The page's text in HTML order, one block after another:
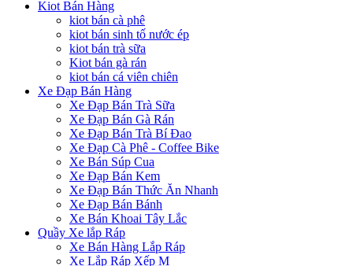
Kiot Bán Hàng
kiot bán cà phê
kiot bán sinh tố nước ép
kiot bán trà sữa
Kiot bán gà rán
kiot bán cá viên chiên
Xe Đạp Bán Hàng
Xe Đạp Bán Trà Sữa
Xe Đạp Bán Gà Rán
Xe Đạp Bán Trà Bí Đao
Xe Đạp Cà Phê - Coffee Bike
Xe Bán Súp Cua
Xe Đạp Bán Kem
Xe Đạp Bán Thức Ăn Nhanh
Xe Đạp Bán Bánh
Xe Bán Khoai Tây Lắc
Quầy Xe lắp Ráp
Xe Bán Hàng Lắp Ráp
Xe Lắp Ráp Xếp M